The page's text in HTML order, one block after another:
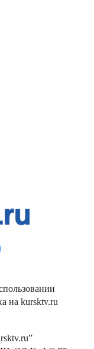
на kursktv.ru